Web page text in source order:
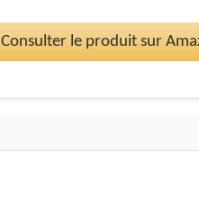
Consulter le produit sur